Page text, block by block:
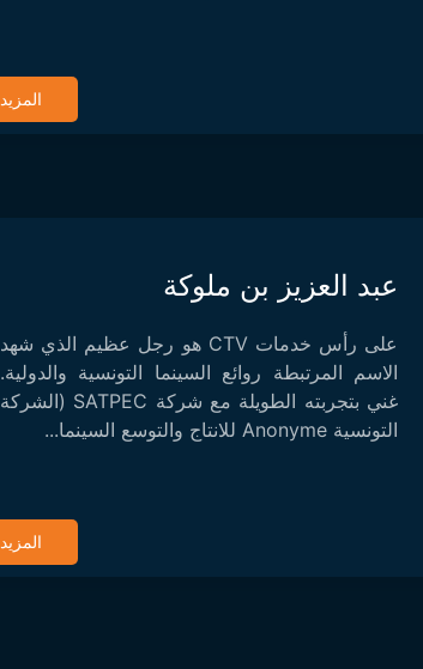
المزيد
عبد العزيز بن ملوكة
على رأس خدمات CTV هو رجل عظيم الذي شهد
الاسم المرتبطة روائع السينما التونسية والدولية.
غني بتجربته الطويلة مع شركة SATPEC (الشركة
التونسية Anonyme للانتاج والتوسع السينما...
المزيد